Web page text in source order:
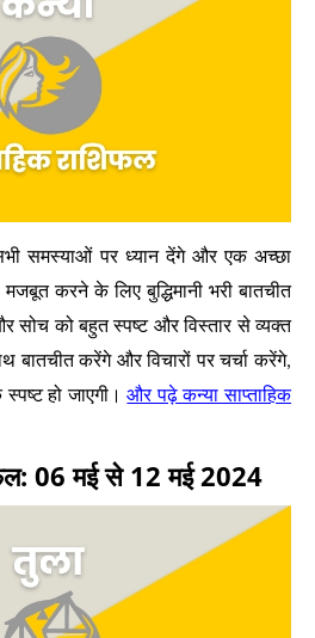
समस्याओं पर ध्यान देंगे और एक अच्छा
करने के लिए बुद्धिमानी भरी बातचीत
सोच को बहुत स्पष्ट और विस्तार से व्यक्त
करेंगे और विचारों पर चर्चा करेंगे,
हो जाएगी।और पढ़े कन्या साप्ताहिक
06 मई से 12 मई 2024